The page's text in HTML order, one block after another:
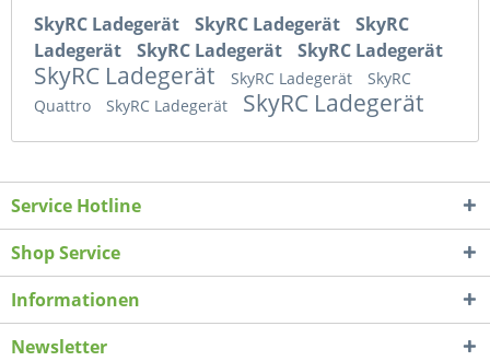
SkyRC Ladegerät SkyRC Ladegerät
SkyRC
Ladegerät
SkyRC Ladegerät SkyRC Ladegerät
SkyRC Ladegerät SkyRC Ladegerät
SkyRC
Quattro
SkyRC Ladegerät SkyRC Ladegerät
Service Hotline
Shop Service
Informationen
Newsletter